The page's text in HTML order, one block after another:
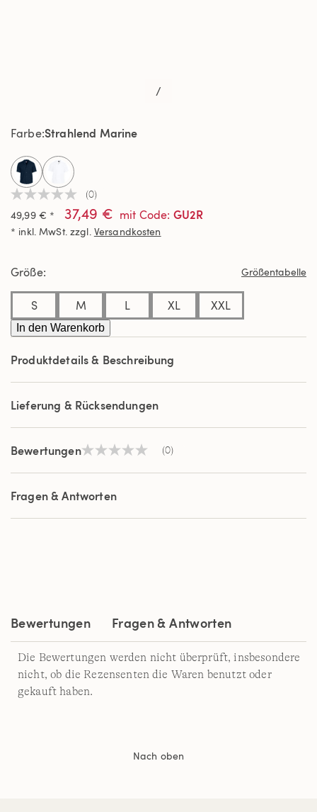
/
Kein
Beurteilungswert
Link
auf
(0)
49,99 € * 37,49 € mit Code: GU2R
* inkl. MwSt. zzgl. Versandkosten
Farbe Strahlend Marine
selected
Größe Größentabelle
S M L XL XXL
In den Warenkorb
Produktdetails & Beschreibung
Lieferung & Rücksendungen
BewertungenKein
Link
derselben
(0)
Fragen & Antworten
Bewertungen Fragen & Antworten
Die Bewertungen werden nicht überprüft, insbesondere
nicht, ob die Rezensenten die Waren benutzt oder
gekauft haben.
Nach oben